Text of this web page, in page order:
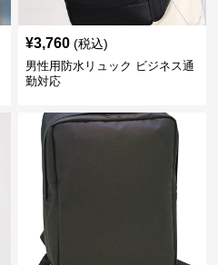
¥3,760 (税込)
男性用防水リュック ビジネス通
勤対応